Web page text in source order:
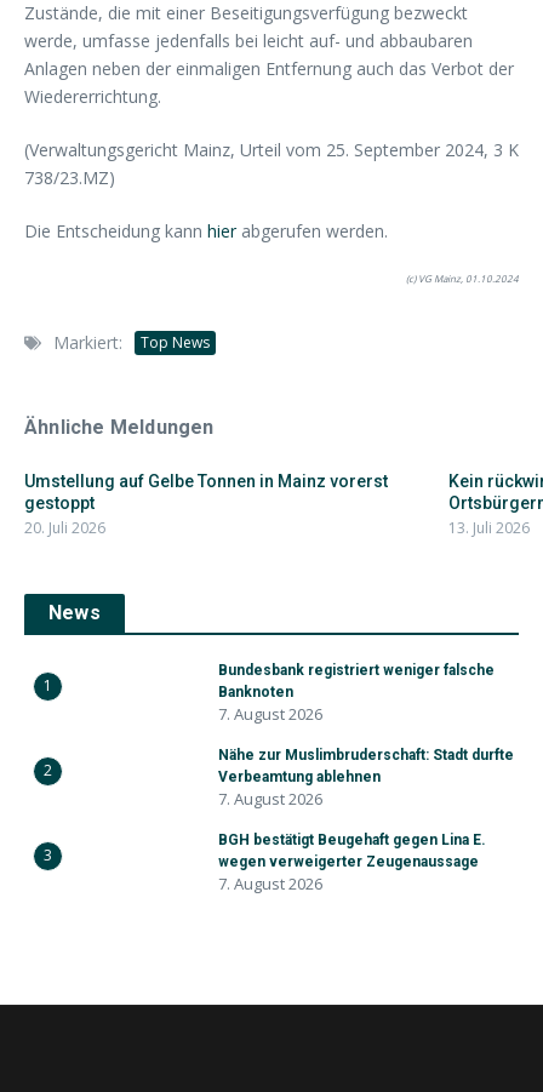
Zustände, die mit einer Beseitigungsverfügung bezweckt
werde, umfasse jedenfalls bei leicht auf- und abbaubaren
Anlagen neben der einmaligen Entfernung auch das Verbot der
Wiedererrichtung.
(Verwaltungsgericht Mainz, Urteil vom 25. September 2024, 3 K
738/23.MZ)
Die Entscheidung kann hier abgerufen werden.
(c) VG Mainz, 01.10.2024
Markiert: Top News
Ähnliche Meldungen
Umstellung auf Gelbe Tonnen in Mainz vorerst
gestoppt
20. Juli 2026
Kein
13. Juli 2026
News
1
Bundesbank registriert weniger falsche
Banknoten
7. August 2026
2
Nähe zur Muslimbruderschaft: Stadt durfte
Verbeamtung ablehnen
7. August 2026
3
BGH bestätigt Beugehaft gegen Lina E.
wegen verweigerter Zeugenaussage
7. August 2026